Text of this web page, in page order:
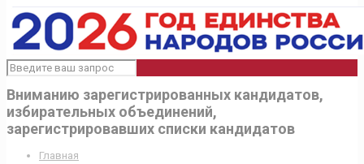
Вниманию зарегистрированных кандидатов,
избирательных объединений,
зарегистрировавших списки кандидатов
Главная